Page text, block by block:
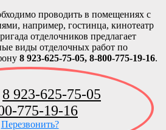
проводить в помещениях с
например, гостинца, кинотеатр
отделочников предлагает
виды отделочных работ по
8 923-625-75-05, 8-800-775-19-16.
8 923-625-75-05
775-19-16
Перезвонить?